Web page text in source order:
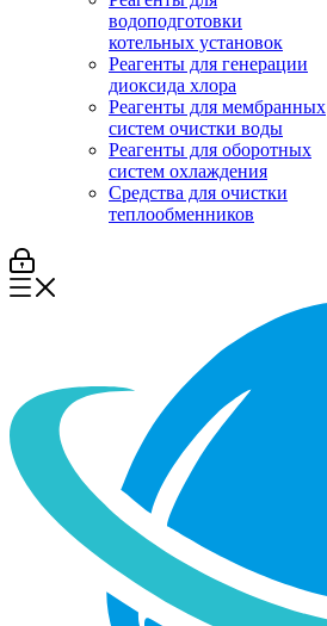
водоподготовки
котельных установок
Реагенты для генерации
диоксида хлора
Реагенты для мембранных
систем очистки воды
Реагенты для оборотных
систем охлаждения
Средства для очистки
теплообменников